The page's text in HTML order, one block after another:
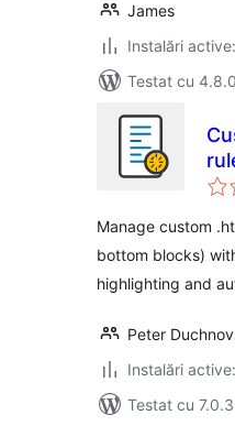
James
Instalări
Testat cu 4.8.0
Manage custom
bottom blocks)
highlighting and
Peter
Instalări
Testat cu 7.0.3